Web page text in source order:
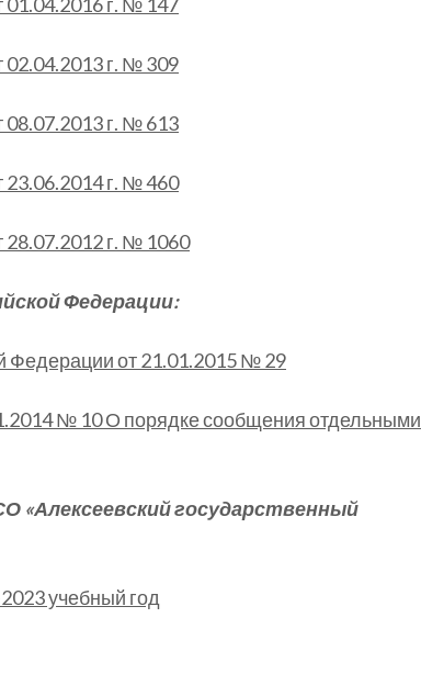
02.04.2013 г. № 309
08.07.2013 г. № 613
23.06.2014 г. № 460
28.07.2012 г. № 1060
Федерации:
Федерации от 21.01.2015 № 29
№ 10 О порядке сообщения отдельными
государственный
учебный год